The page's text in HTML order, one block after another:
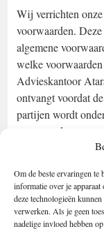
Om de beste ervaringen
informatie over je apparaat
deze technologieën
verwerken. Als je geen
nadelige invloed hebben
Wij verrichten
voorwaarden.
algemene
welke
Advieskantoor
ontvangt voordat
partijen wordt
voorwaarden.
algemene
via